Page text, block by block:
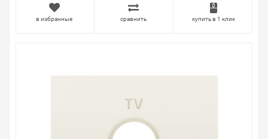
в избранные сравнить купить в 1 клик